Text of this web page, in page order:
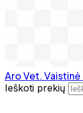
Aro Vet. Vaistinė
Ieškoti prekių